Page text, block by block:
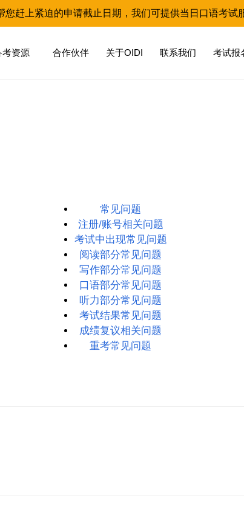
您赶上紧迫的申请截止日期，我们可提供当日口语考试
考资源 合作伙伴 关于OIDI 联系我们 考试报
常见问题
注册/账号相关问题
考试中出现常见问题
阅读部分常见问题
写作部分常见问题
口语部分常见问题
听力部分常见问题
考试结果常见问题
成绩复议相关问题
重考常见问题